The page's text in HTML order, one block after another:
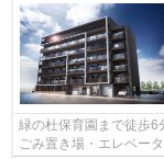
緑の杜保育園まで徒歩6
ごみ置き場・エレベー